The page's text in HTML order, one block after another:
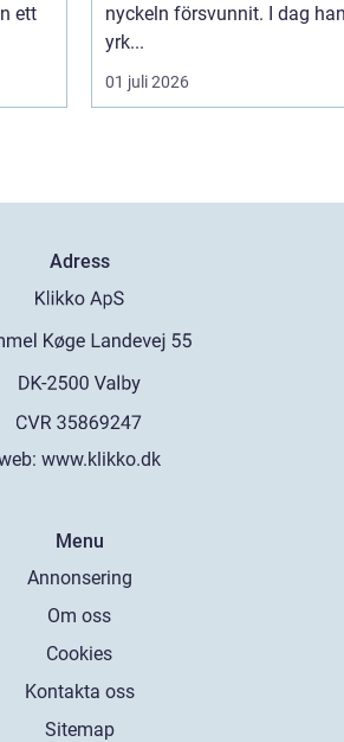
ett
nyckeln försvunnit. I dag
yrk...
01 juli 2026
Adress
www.klikko.dk
Menu
Annonsering
Om oss
Cookies
Kontakta oss
Sitemap